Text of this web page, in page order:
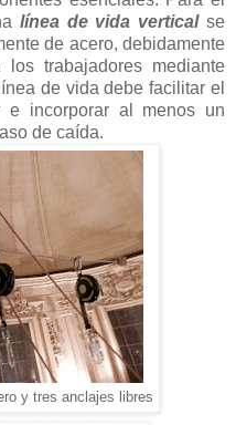
línea de vida verticalse
de acero, debidamente
trabajadores mediante
de vida debe facilitar el
e incorporar al menos un
de caída.
y tres anclajes libres